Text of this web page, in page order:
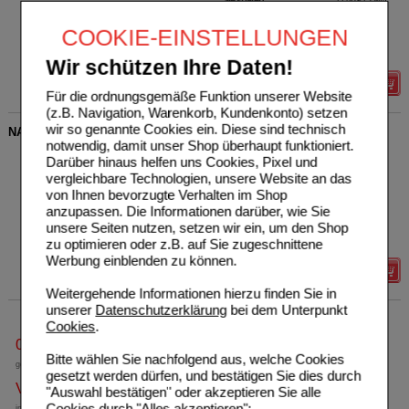
COOKIE-EINSTELLUNGEN
Wir schützen Ihre Daten!
Für die ordnungsgemäße Funktion unserer Website
(z.B. Navigation, Warenkorb, Kundenkonto) setzen
wir so genannte Cookies ein. Diese sind technisch
notwendig, damit unser Shop überhaupt funktioniert.
Darüber hinaus helfen uns Cookies, Pixel und
vergleichbare Technologien, unsere Website an das
von Ihnen bevorzugte Verhalten im Shop
anzupassen. Die Informationen darüber, wie Sie
unsere Seiten nutzen, setzen wir ein, um den Shop
zu optimieren oder z.B. auf Sie zugeschnittene
Werbung einblenden zu können.
Weitergehende Informationen hierzu finden Sie in
unserer Datenschutzerklärungbei dem Unterpunkt
Cookies.
Bitte wählen Sie nachfolgend aus, welche Cookies
gesetzt werden dürfen, und bestätigen Sie dies durch
"Auswahl bestätigen" oder akzeptieren Sie alle
Max. Abgabe:
NASENSPRAY-ratiopharm Erwachsene kons.frei
ratiopharm GmbH
00999848
15ml Nasenspray
UVP**
Unser Preis*
Sie sparen
Grundpreis
Max. Abgabe:
0800-10 11 422
gebührenfreie Rufnummer
Versandkostenfrei